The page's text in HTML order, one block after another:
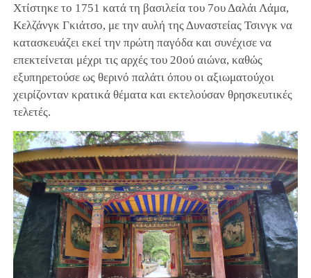
Χτίστηκε το 1751 κατά τη βασιλεία του 7ου Δαλάι Λάμα,
Κελζάνγκ Γκιάτσο, με την αυλή της Δυναστείας Τσινγκ να
κατασκευάζει εκεί την πρώτη παγόδα και συνέχισε να
επεκτείνεται μέχρι τις αρχές του 20ού αιώνα, καθώς
εξυπηρετούσε ως θερινό παλάτι όπου οι αξιωματούχοι
χειρίζονταν κρατικά θέματα και εκτελούσαν θρησκευτικές
τελετές.